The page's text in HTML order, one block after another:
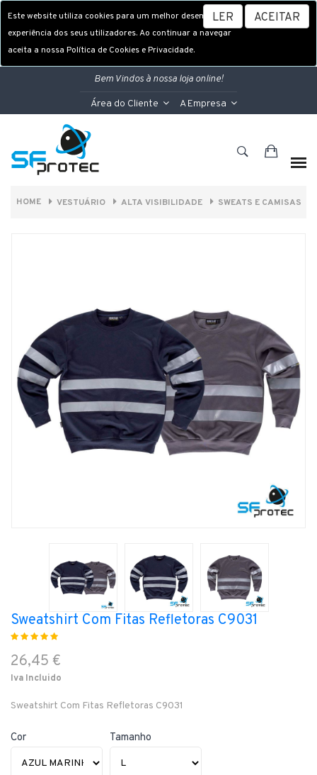
Este website utiliza cookies para um melhor desempenho e
experiência dos seus utilizadores. Ao continuar a navegar
aceita a nossa Política de Cookies e Privacidade.
LER ACEITAR
Bem Vindos à nossa loja online!
Área do Cliente A Empresa
HOME VESTUÁRIO ALTA VISIBILIDADE SWEATS E CAMISAS
Sweatshirt Com Fitas Refletoras C9031
26,45 €
Iva Incluido
Sweatshirt Com Fitas Refletoras C9031
Cor Tamanho